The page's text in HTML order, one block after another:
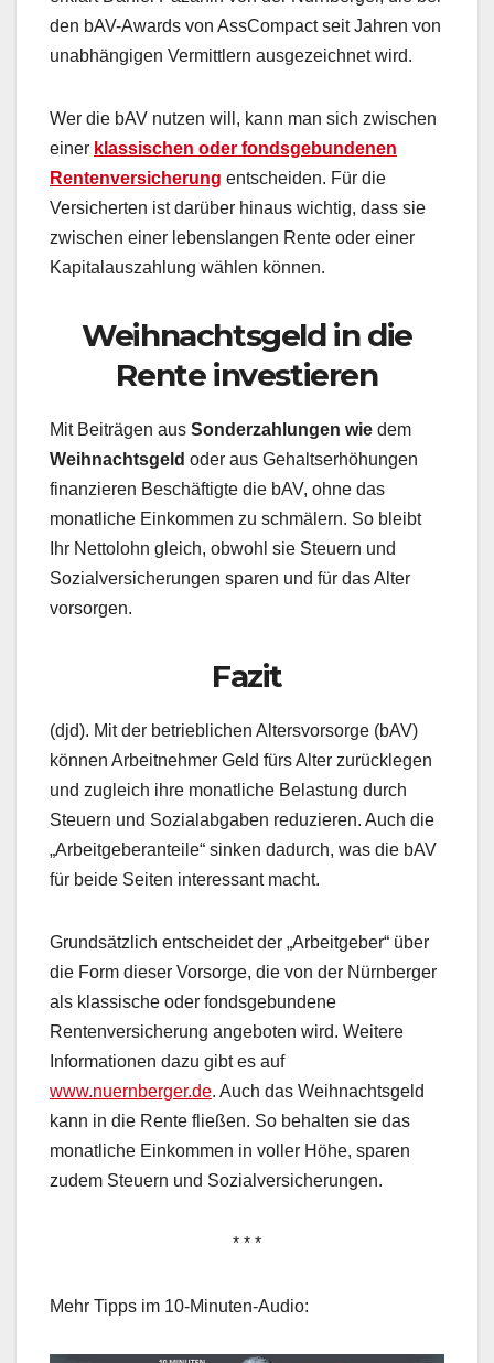
den bAV-Awards von AssCompact seit Jahren von
unabhängigen Vermittlern ausgezeichnet wird.
Wer die bAV nutzen will, kann man sich zwischen
einer klassischen oder fondsgebundenen
Rentenversicherung entscheiden. Für die
Versicherten ist darüber hinaus wichtig, dass sie
zwischen einer lebenslangen Rente oder einer
Kapitalauszahlung wählen können.
Weihnachtsgeld in die
Rente investieren
Mit Beiträgen aus Sonderzahlungen wie dem
Weihnachtsgeld oder aus Gehaltserhöhungen
finanzieren Beschäftigte die bAV, ohne das
monatliche Einkommen zu schmälern. So bleibt
Ihr Nettolohn gleich, obwohl sie Steuern und
Sozialversicherungen sparen und für das Alter
vorsorgen.
Fazit
(djd). Mit der betrieblichen Altersvorsorge (bAV)
können Arbeitnehmer Geld fürs Alter zurücklegen
und zugleich ihre monatliche Belastung durch
Steuern und Sozialabgaben reduzieren. Auch die
„Arbeitgeberanteile“ sinken dadurch, was die bAV
für beide Seiten interessant macht.
Grundsätzlich entscheidet der „Arbeitgeber“ über
die Form dieser Vorsorge, die von der Nürnberger
als klassische oder fondsgebundene
Rentenversicherung angeboten wird. Weitere
Informationen dazu gibt es auf
www.nuernberger.de. Auch das Weihnachtsgeld
kann in die Rente fließen. So behalten sie das
monatliche Einkommen in voller Höhe, sparen
zudem Steuern und Sozialversicherungen.
* * *
Mehr Tipps im 10-Minuten-Audio: